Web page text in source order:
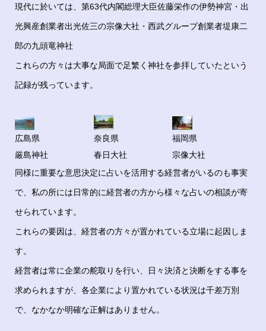
現代に於いては、第63代内閣総理大臣佐藤栄作の伊勢神宮・出
光興産創業者出光佐三の宗像大社・西武グループ創業者堤康二
郎の九頭竜神社
これらの方々は大事な局面で足繁く神社を参拝していたという
記録が残っています。
広島県
厳島神社
奈良県
春日大社
福岡県
宗像大社
同様に重要な意思決定に占いを活用する経営者がいるのも事実
で、私の所には日常的に経営者の方から様々な占いの相談が寄
せられています。
これらの要因は、経営者の方々が置かれている立場に起因しま
す。
経営者は常に企業の舵取りを行い、日々決済と決断をする事を
求められますが、各企業により置かれている状況は千差万別
で、なかなか明確な正解はありません。